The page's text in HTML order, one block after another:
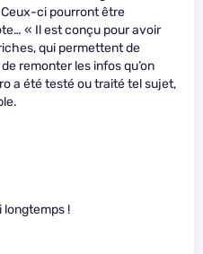
ci pourront être
« Il est conçu pour avoir
qui permettent de
remonter les infos qu’on
a été testé ou traité tel sujet,
longtemps !